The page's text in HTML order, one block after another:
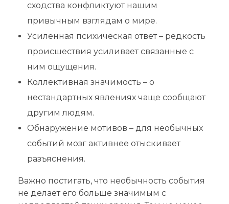
сходства конфликтуют нашим
привычным взглядам о мире.
Усиленная психическая ответ – редкость
происшествия усиливает связанные с
ним ощущения.
Коллективная значимость – о
нестандартных явлениях чаще сообщают
другим людям.
Обнаружение мотивов – для необычных
событий мозг активнее отыскивает
разъяснения.
Важно постигать, что необычность события
не делает его больше значимым с